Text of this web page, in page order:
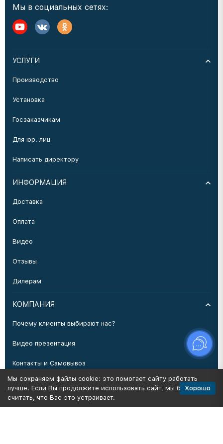
Мы в социальных сетях:
УСЛУГИ
Производство
Установка
Госзаказчикам
Для юр. лиц
Написать директору
ИНФОРМАЦИЯ
Доставка
Оплата
Видео
Отзывы
Дилерам
КОМПАНИЯ
Почему клиенты выбирают нас?
Видео презентация
Контакты и Самовывоз
Производство
Мы сохраняем файлы cookie: это помогает сайту работать
лучше. Если Вы продолжите использовать сайт, мы будем
считать, что Вас это устраивает.
Хорошо